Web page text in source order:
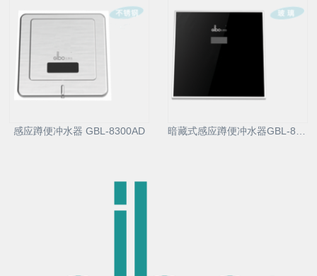
感应蹲便冲水器 GBL-8300AD